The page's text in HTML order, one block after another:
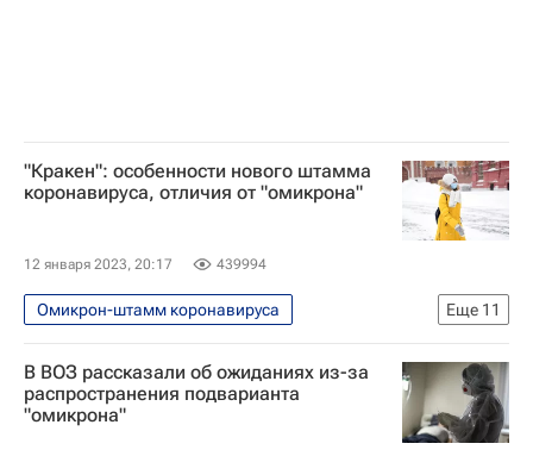
"Кракен": особенности нового штамма
коронавируса, отличия от "омикрона"
12 января 2023, 20:17 439994
Еще 11
Омикрон-штамм коронавируса
Распространение коронавируса
Европейский медицинский центр
ВОЗ
В ВОЗ рассказали об ожиданиях из-за
распространения подварианта
"омикрона"